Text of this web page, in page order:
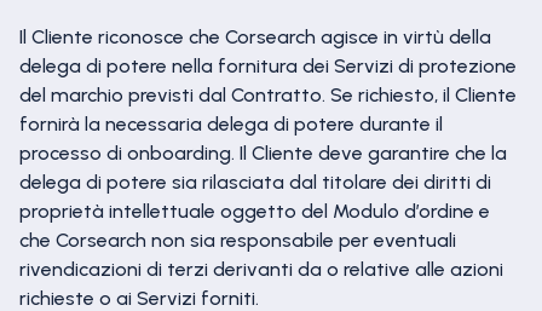
Il Cliente riconosce che Corsearch agisce in virtù della
delega di potere nella fornitura dei Servizi di protezione
del marchio previsti dal Contratto. Se richiesto, il Cliente
fornirà la necessaria delega di potere durante il
processo di onboarding. Il Cliente deve garantire che la
delega di potere sia rilasciata dal titolare dei diritti di
proprietà intellettuale oggetto del Modulo d’ordine e
che Corsearch non sia responsabile per eventuali
rivendicazioni di terzi derivanti da o relative alle azioni
richieste o ai Servizi forniti.